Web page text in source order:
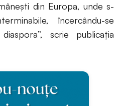
din Europa, unde s-
încercându-se
scrie publicaţia